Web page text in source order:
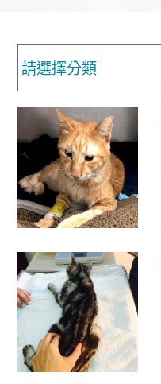
第二醫療意見諮詢
English